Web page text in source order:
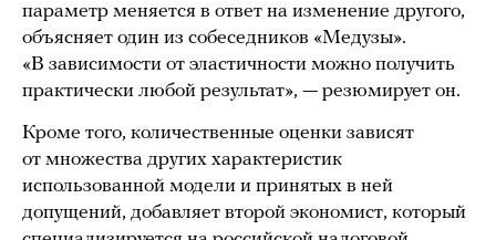
параметр меняется в ответ на изменение другого,
объясняет один из собеседников «Медузы».
«В зависимости от эластичности можно получить
практически любой результат», — резюмирует он.
Кроме того, количественные оценки зависят
от множества других характеристик
использованной модели и принятых в ней
допущений, добавляет второй экономист, который